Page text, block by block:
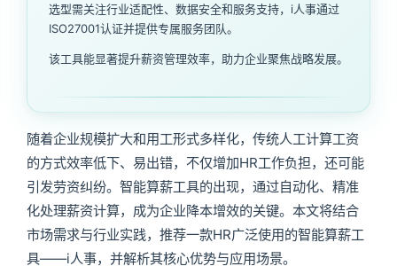
选型需关注行业适配性、数据安全和服务支持，i人事通过
ISO27001认证并提供专属服务团队。
该工具能显著提升薪资管理效率，助力企业聚焦战略发展。
随着企业规模扩大和用工形式多样化，传统人工计算工资
的方式效率低下、易出错，不仅增加HR工作负担，还可能
引发劳资纠纷。智能算薪工具的出现，通过自动化、精准
化处理薪资计算，成为企业降本增效的关键。本文将结合
市场需求与行业实践，推荐一款HR广泛使用的智能算薪工
具——i人事，并解析其核心优势与应用场景。